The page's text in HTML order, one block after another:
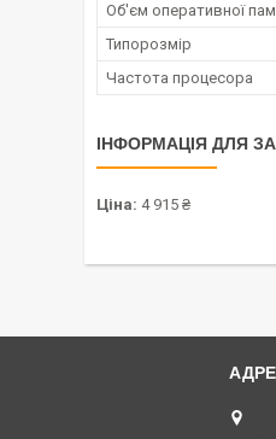
Об'єм оперативної
Типорозмір
Частота процесора
ІНФОРМАЦІЯ ДЛЯ
Ціна: 4 915 ₴